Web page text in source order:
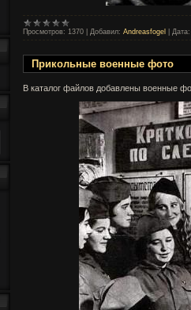
Просмотров: 1370 Добавил: Andreasfogel Дата:
Прикольные военные фото
В каталог файлов добавлены военные